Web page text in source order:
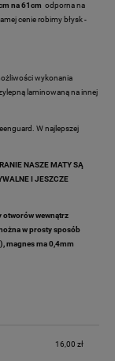
na 61cm odporna na
cenie robimy błysk -
wykonania
laminowaną na innej
W najlepszej
NASZE MATY SĄ
I JESZCZE
otworów wewnątrz
w prosty sposób
magnes ma 0,4mm
16,00 zł